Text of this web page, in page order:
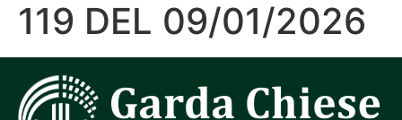
119 DEL 09/01/2026